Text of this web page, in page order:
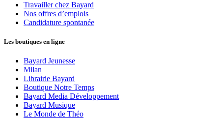
Travailler chez Bayard
Nos offres d’emplois
Candidature spontanée
Les boutiques en ligne
Bayard Jeunesse
Milan
Librairie Bayard
Boutique Notre Temps
Bayard Media Développement
Bayard Musique
Le Monde de Théo